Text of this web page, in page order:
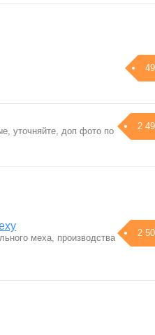
2
уточняйте, доп фото по
2
меха, производства